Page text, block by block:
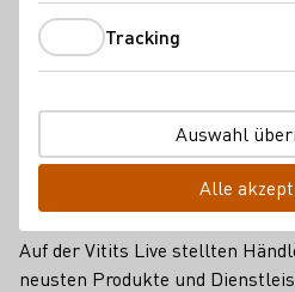
Technik zum Anfassen
Auf der Vitits Live stellten
neusten Produkte und
Tracking
Auswahl
Alle